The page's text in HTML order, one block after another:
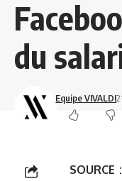
du
Equipe VIVALDI
SOURCE :